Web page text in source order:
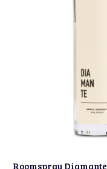
Roomspray Diamante